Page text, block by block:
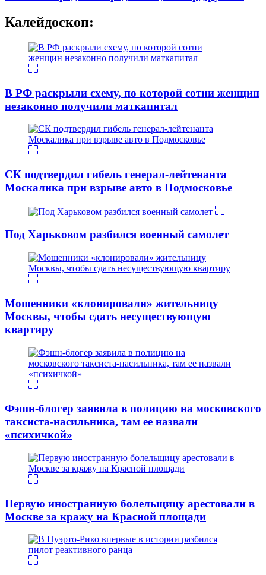
Калейдоскоп:
В РФ раскрыли схему, по которой сотни женщин
незаконно получили маткапитал
СК подтвердил гибель генерал-лейтенанта
Москалика при взрыве авто в Подмосковье
Под Харьковом разбился военный самолет
Мошенники «клонировали» жительницу
Москвы, чтобы сдать несуществующую
квартиру
Фэшн-блогер заявила в полицию на московского
таксиста-насильника, там ее назвали
«психичкой»
Первую иностранную болельщицу арестовали в
Москве за кражу на Красной площади